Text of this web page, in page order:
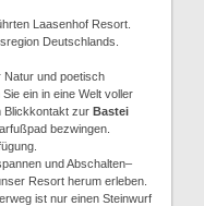
Laasenhof Resort.
Deutschlands.
Natur und poetisch
ein in eine Welt voller
Blickkontakt zur Bastei
bezwingen.
und Abschalten–
Resort herum erleben.
ist nur einen Steinwurf